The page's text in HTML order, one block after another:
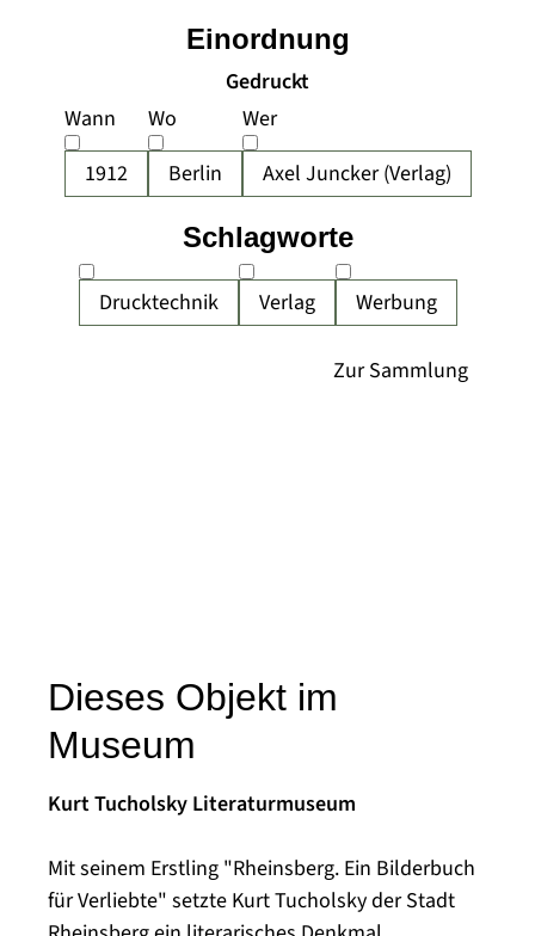
Gedruckt
Wann
1912
Wo
Berlin
Wer
Axel Juncker (Verlag)
Drucktechnik Verlag Werbung
Einordnung
Schlagworte
Dieses Objekt im
Museum
Kurt Tucholsky Literaturmuseum
Mit seinem Erstling "Rheinsberg. Ein Bilderbuch
für Verliebte" setzte Kurt Tucholsky der Stadt